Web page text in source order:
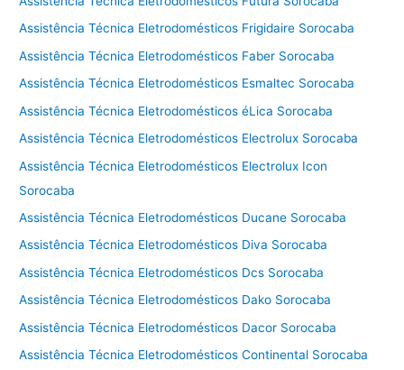
Assistência Técnica Eletrodomésticos Frigidaire Sorocaba
Assistência Técnica Eletrodomésticos Faber Sorocaba
Assistência Técnica Eletrodomésticos Esmaltec Sorocaba
Assistência Técnica Eletrodomésticos éLica Sorocaba
Assistência Técnica Eletrodomésticos Electrolux Sorocaba
Assistência Técnica Eletrodomésticos Electrolux Icon
Sorocaba
Assistência Técnica Eletrodomésticos Ducane Sorocaba
Assistência Técnica Eletrodomésticos Diva Sorocaba
Assistência Técnica Eletrodomésticos Dcs Sorocaba
Assistência Técnica Eletrodomésticos Dako Sorocaba
Assistência Técnica Eletrodomésticos Dacor Sorocaba
Assistência Técnica Eletrodomésticos Continental Sorocaba